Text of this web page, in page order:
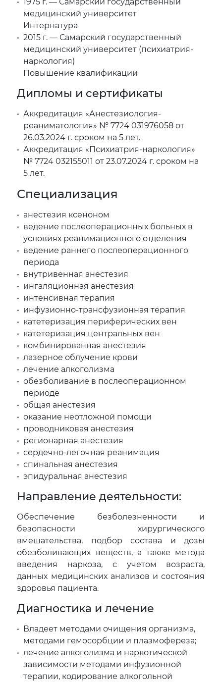
медицинский университет
Интернатура
2015 г. — Самарский государственный
медицинский университет (психиатрия-
наркология)
Повышение квалификации
Дипломы и сертификаты
Аккредитация «Анестезиология-
реаниматология» № 7724 031976058 от
26.03.2024 г. сроком на 5 лет.
Аккредитация «Психиатрия-наркология»
№ 7724 032155011 от 23.07.2024 г. сроком на
5 лет.
Специализация
анестезия ксеноном
ведение послеоперационных больных в
условиях реанимационного отделения
ведение раннего послеоперационного
периода
внутривенная анестезия
ингаляционная анестезия
интенсивная терапия
инфузионно-трансфузионная терапия
катетеризация периферических вен
катетеризация центральных вен
комбинированная анестезия
лазерное облучение крови
лечение алкоголизма
обезболивание в послеоперационном
периоде
общая анестезия
оказание неотложной помощи
проводниковая анестезия
регионарная анестезия
сердечно-легочная реанимация
спинальная анестезия
эпидуральная анестезия
Направление деятельности:
Обеспечение безболезненности и
безопасности хирургического
вмешательства, подбор состава и дозы
обезболивающих веществ, а также метода
введения наркоза, с учетом возраста,
данных медицинских анализов и состояния
здоровья пациента.
Диагностика и лечение
Владеет методами очищения организма,
методами гемосорбции и плазмофереза;
лечение алкоголизма и наркотической
зависимости методами инфузионной
терапии, кодирование алкогольной